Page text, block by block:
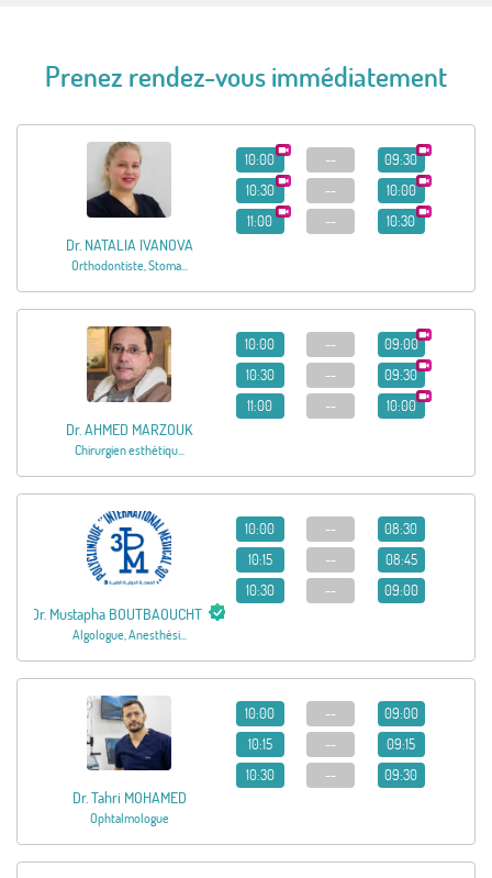
Prenez rendez-vous immédiatement
Dr. NATALIA IVANOVA
Orthodontiste, Stoma...
10:00
10:30
11:00
--
--
--
09:30
10:00
10:30
Dr. AHMED MARZOUK
Chirurgien esthétiqu...
10:00
10:30
11:00
--
--
--
09:00
09:30
10:00
Dr. Mustapha BOUTBAOUCHT
Algologue, Anesthési...
10:00
10:15
10:30
--
--
--
08:30
08:45
09:00
Dr. Tahri MOHAMED
Ophtalmologue
10:00
10:15
10:30
--
--
--
09:00
09:15
09:30